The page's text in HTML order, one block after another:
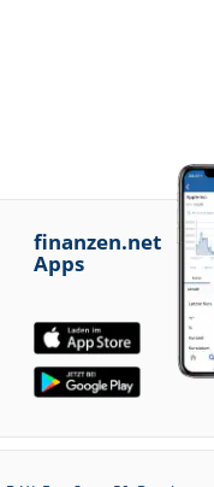
finanzen.net
Apps